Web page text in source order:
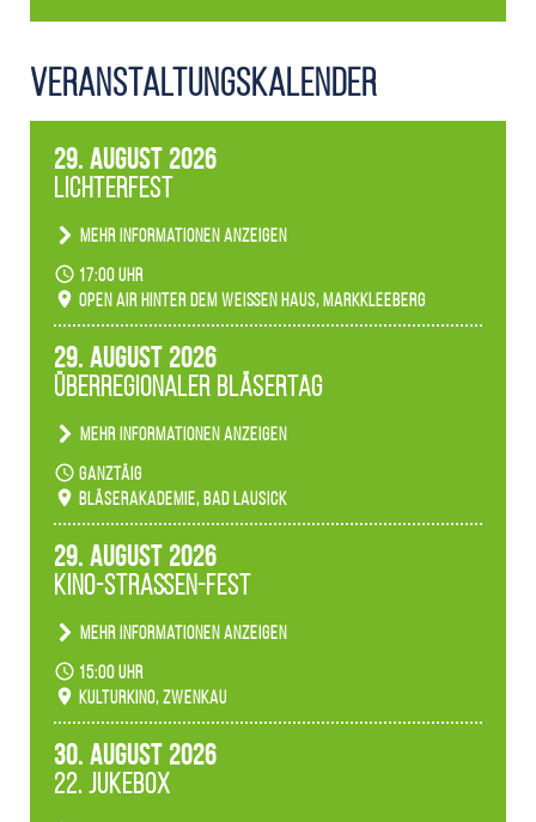
Veranstaltungs­kalender
29. August 2026
Lichterfest
Mehr Informationen anzeigen
Becherlichter, Fackeln und Lichtinstallationen
verwandeln den agra-Park in einen farbigen
Märchenwald, der bei jedem Rundgang einen
Ambiente gibt es ein leuchtendes Konzert
unserer Fachbereiche.
17:00 Uhr
Open Air hinter dem weißen Haus, Markkleeberg
29. August 2026
Überregionaler Bläsertag
Mehr Informationen anzeigen
Teilnahme der Bläserklassen.
ganztäig
Bläserakademie, Bad Lausick
29. August 2026
Kino-Straßen-Fest
Mehr Informationen anzeigen
Konzert unserer Zwenkauer Schüler und
Schülerinnen zum Fest des Kulturkinos.
15:00 Uhr
Kulturkino, Zwenkau
30. August 2026
22. Jukebox